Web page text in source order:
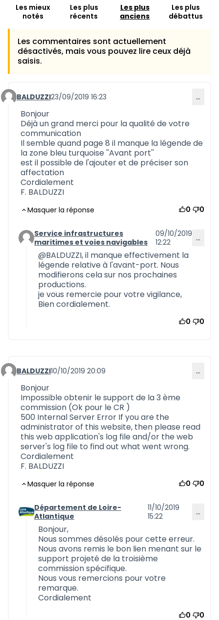
Les mieux
notés
Les plus
récents
Les plus
anciens
Les plus
débattus
Les commentaires sont actuellement
désactivés, mais vous pouvez lire ceux déjà
saisis.
Commentaire 703
BALDUZZI23/09/2019 16:23 …
Bonjour
Déjà un grand merci pour la qualité de votre
communication
Il semble quand page 8 il manque la légende de
la zone bleu turquoise ''Avant port''
est il possible de l'ajouter et de préciser son
affectation
Cordialement
F. BALDUZZI
Masquer la réponse 0 0
Commentaire 707 (réponse au commentaire 703)
Service infrastructures
maritimes et voies navigables
09/10/2019
12:22
…
@BALDUZZI, il manque effectivement la
légende relative à l'avant-port. Nous
modifierons cela sur nos prochaines
productions.
je vous remercie pour votre vigilance,
Bien cordialement.
0 0
Commentaire 711
BALDUZZI10/10/2019 20:09 …
Bonjour
Impossible obtenir le support de la 3 ème
commission (Ok pour le CR )
500 Internal Server Error If you are the
administrator of this website, then please read
this web application's log file and/or the web
server's log file to find out what went wrong.
Cordialement
F. BALDUZZI
Masquer la réponse 0 0
Commentaire 712 (réponse au commentaire 711)
Département de Loire-
Atlantique
11/10/2019
15:22
…
Bonjour,
Nous sommes désolés pour cette erreur.
Nous avons remis le bon lien menant sur le
support projeté de la troisième
commission spécifique.
Nous vous remercions pour votre
remarque.
Cordialement
0 0